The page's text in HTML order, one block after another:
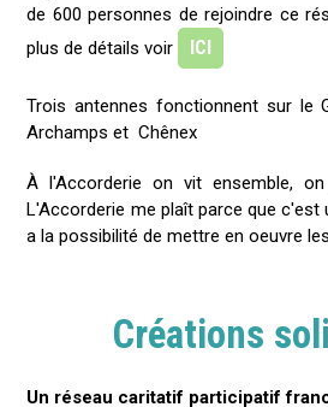
de 600 personnes de rejoindre ce
plus de détails voir
ICI
Trois antennes fonctionnent sur le
Archamps et Chênex
À l'Accorderie on vit ensemble,
L'Accorderie me plaît parce que
a la possibilité de mettre en oeuvre
Créations
Un réseau caritatif participatif